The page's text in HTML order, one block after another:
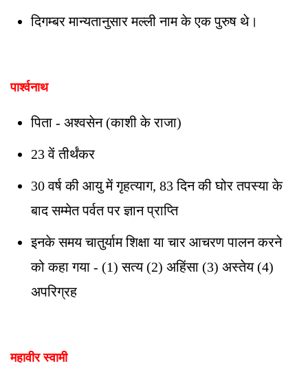
दिगम्बर मान्यतानुसार मल्ली नाम के एक पुरुष थे।
पार्श्वनाथ
पिता - अश्वसेन (काशी के राजा)
23 वें तीर्थंकर
30 वर्ष की आयु में गृहत्याग, 83 दिन की घोर तपस्या के
बाद सम्मेत पर्वत पर ज्ञान प्राप्ति
इनके समय चातुर्याम शिक्षा या चार आचरण पालन करने
को कहा गया - (1) सत्य (2) अहिंसा (3) अस्तेय (4)
अपरिग्रह
महावीर स्वामी